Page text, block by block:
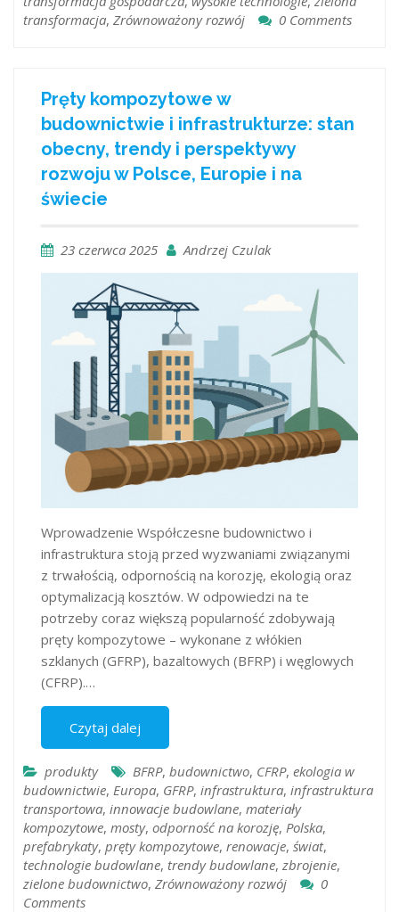
transformacja, Zrównoważony rozwój 0 Comments
Pręty kompozytowe w
budownictwie i infrastrukturze: stan
obecny, trendy i perspektywy
rozwoju w Polsce, Europie i na
świecie
23 czerwca 2025 Andrzej Czulak
Wprowadzenie Współczesne budownictwo i
infrastruktura stoją przed wyzwaniami związanymi
z trwałością, odpornością na korozję, ekologią oraz
optymalizacją kosztów. W odpowiedzi na te
potrzeby coraz większą popularność zdobywają
pręty kompozytowe – wykonane z włókien
szklanych (GFRP), bazaltowych (BFRP) i węglowych
(CFRP).…
Czytaj dalej
produkty BFRP, budownictwo, CFRP, ekologia w
budownictwie, Europa, GFRP, infrastruktura, infrastruktura
transportowa, innowacje budowlane, materiały
kompozytowe, mosty, odporność na korozję, Polska,
prefabrykaty, pręty kompozytowe, renowacje, świat,
technologie budowlane, trendy budowlane, zbrojenie,
zielone budownictwo, Zrównoważony rozwój
0
Comments